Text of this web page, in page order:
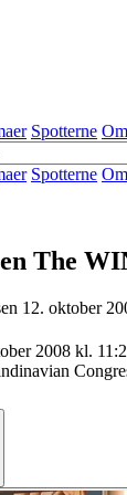
Spotterne
Spotterne
The
12. oktober
2008 kl.